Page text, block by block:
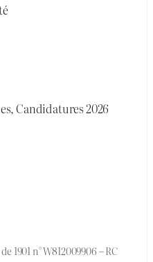
Candidatures 2026
1901 n° W812009906 – RC